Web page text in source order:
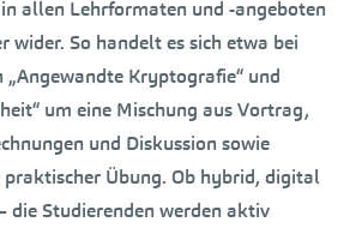
allen Lehrformaten und -angeboten
wider. So handelt es sich etwa bei
„Angewandte Kryptografie“ und
um eine Mischung aus Vortrag,
und Diskussion sowie
Übung. Ob hybrid, digital
die Studierenden werden aktiv